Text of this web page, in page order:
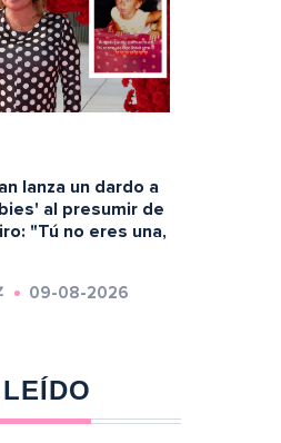
lanza un dardo a
al presumir de
"Tú no eres una,
09-08-2026